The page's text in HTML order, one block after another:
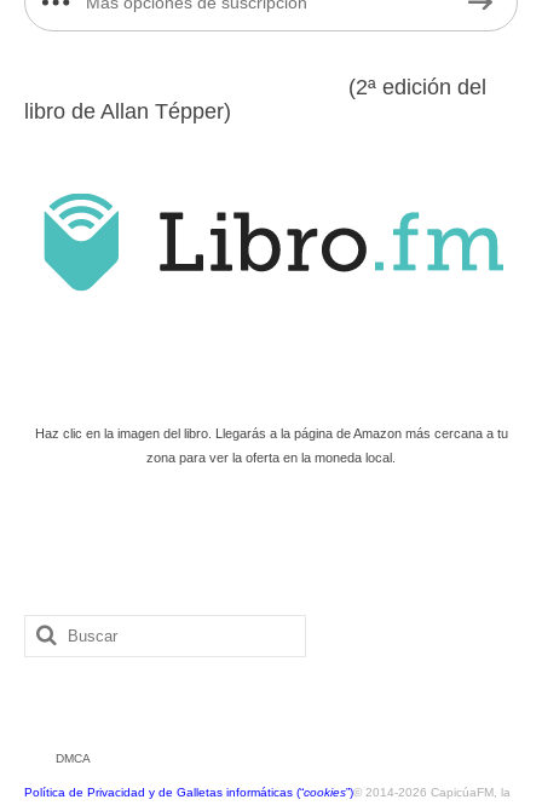
(2ª edición del
libro de Allan Tépper)
Haz clic en la imagen del libro. Llegarás a la página de Amazon más cercana a tu
zona para ver la oferta en la moneda local.
Buscar
por:
DMCA
Política de Privacidad y de Galletas informáticas (“cookies”)© 2014-2026 CapicúaFM, la